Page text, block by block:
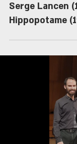
Serge Lancen
Hippopotame